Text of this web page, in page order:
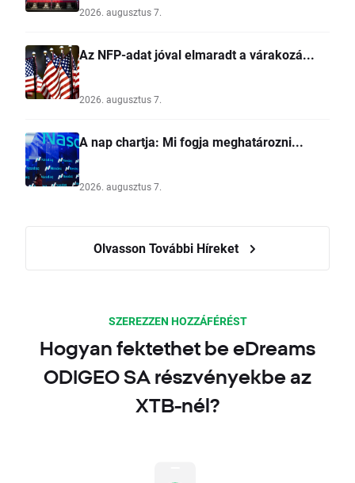
2026. augusztus 7.
Az NFP-adat jóval elmaradt a várakozá...
2026. augusztus 7.
A nap chartja: Mi fogja meghatározni...
2026. augusztus 7.
Olvasson További Híreket
SZEREZZEN HOZZÁFÉRÉST
Hogyan fektethet be eDreams
ODIGEO SA részvényekbe az
XTB-nél?